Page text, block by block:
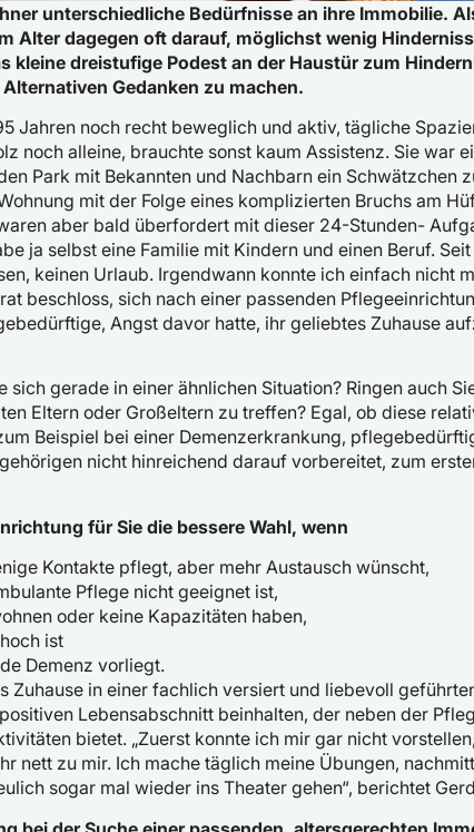
unterschiedliche Bedürfnisse an ihre Immobilie.
Alter dagegen oft darauf, möglichst wenig
kleine dreistufige Podest an der Haustür zum
Gedanken zu machen.
Jahren noch recht beweglich und aktiv, tägliche
noch alleine, brauchte sonst kaum Assistenz. Sie war
Park mit Bekannten und Nachbarn ein Schwätzchen
mit der Folge eines komplizierten Bruchs am
aber bald überfordert mit dieser 24-Stunden-
ja selbst eine Familie mit Kindern und einen Beruf.
keinen Urlaub. Irgendwann konnte ich einfach nicht
beschloss, sich nach einer passenden
Angst davor hatte, ihr geliebtes Zuhause
sich gerade in einer ähnlichen Situation? Ringen auch
Eltern oder Großeltern zu treffen? Egal, ob diese
Beispiel bei einer Demenzerkrankung,
nicht hinreichend darauf vorbereitet, zum
für Sie die bessere Wahl, wenn
Kontakte pflegt, aber mehr Austausch wünscht,
Pflege nicht geeignet ist,
oder keine Kapazitäten haben,
ist
Demenz vorliegt.
Zuhause in einer fachlich versiert und liebevoll
Lebensabschnitt beinhalten, der neben der
bietet. „Zuerst konnte ich mir gar nicht
nett zu mir. Ich mache täglich meine Übungen,
sogar mal wieder ins Theater gehen“, berichtet